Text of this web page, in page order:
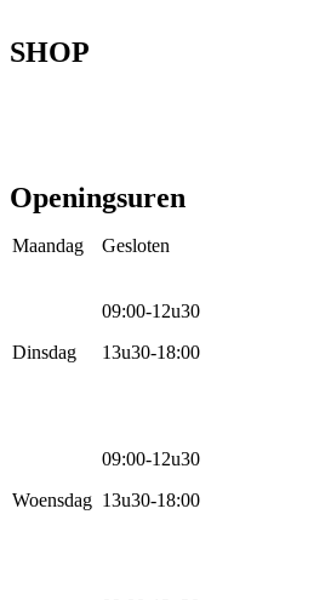
SHOP
Openingsuren
Maandag Gesloten
Dinsdag
09:00-12u30
13u30-18:00
Woensdag
09:00-12u30
13u30-18:00